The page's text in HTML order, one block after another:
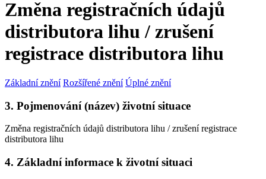
Změna registračních údajů
distributora lihu / zrušení
registrace distributora lihu
Základní znění Rozšířené znění Úplné znění
3. Pojmenování (název) životní situace
Změna registračních údajů distributora lihu / zrušení registrace
distributora lihu
4. Základní informace k životní situaci